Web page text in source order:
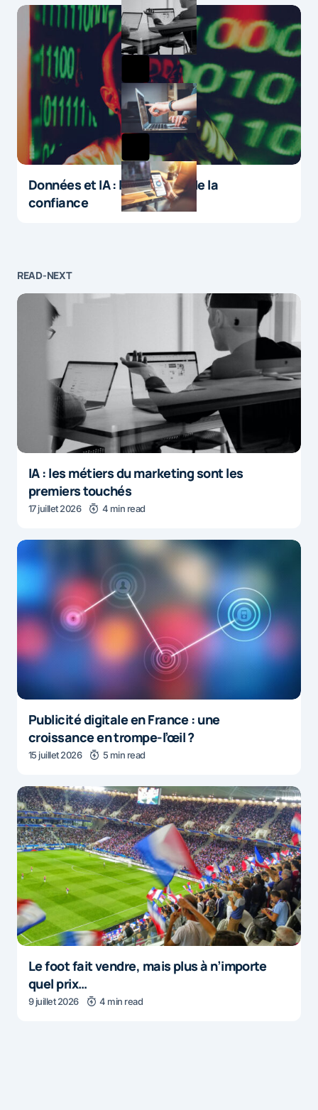
Données et IA : le paradoxe de la
confiance
READ-NEXT
IA : les métiers du marketing sont les
premiers touchés
17 juillet 2026 4 min read
Publicité digitale en France : une
croissance en trompe-l’œil ?
15 juillet 2026 5 min read
Le foot fait vendre, mais plus à n’importe
quel prix…
9 juillet 2026 4 min read